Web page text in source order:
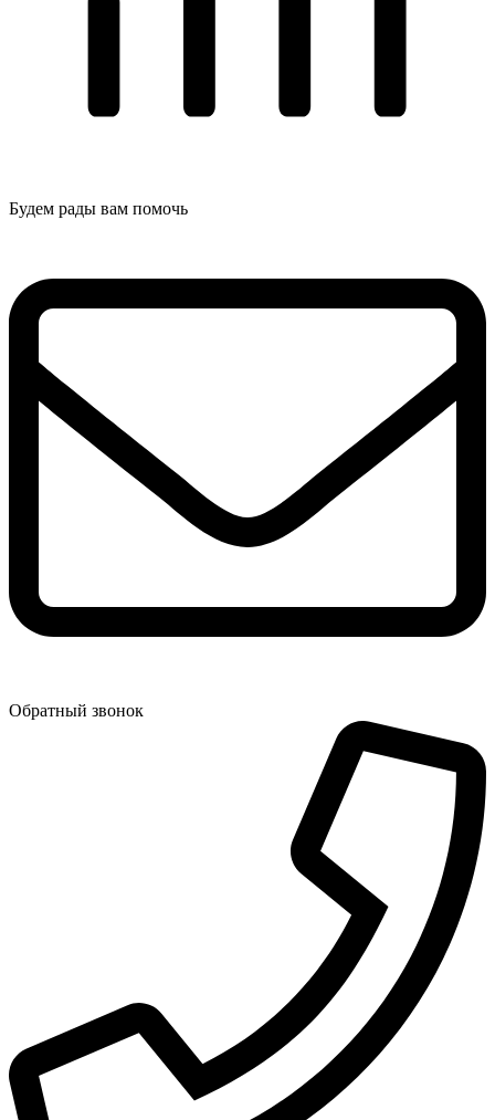
Будем рады вам помочь
Обратный звонок